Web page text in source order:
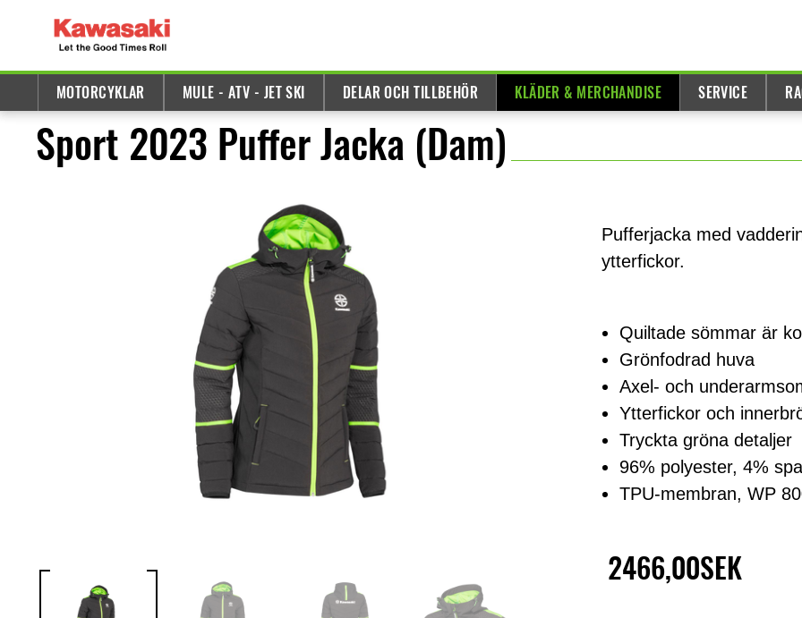
MOTORCYKLAR MULE - ATV - JET SKI DELAR OCH TILLBEHÖR KLÄDER & MERCHANDISE SERVICE
Sport 2023 Puffer Jacka (Dam)
Pufferjacka med
ytterfickor.
Quiltade sömmar är
Grönfodrad huva
Axel- och
Ytterfickor och
Tryckta gröna detaljer
96% polyester, 4%
TPU-membran, WP
2466,00SEK